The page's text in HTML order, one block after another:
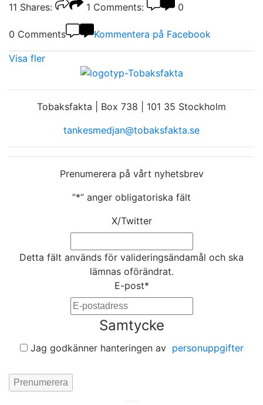
11 Shares: 1 Comments: 0
0 Comments Kommentera på Facebook
Visa fler
Tobaksfakta | Box 738 | 101 35 Stockholm
tankesmedjan@tobaksfakta.se
Prenumerera på vårt nyhetsbrev
”*” anger obligatoriska fält
X/Twitter
Detta fält används för valideringsändamål och ska
lämnas oförändrat.
E-post*
Samtycke
Jag godkänner hanteringen av personuppgifter